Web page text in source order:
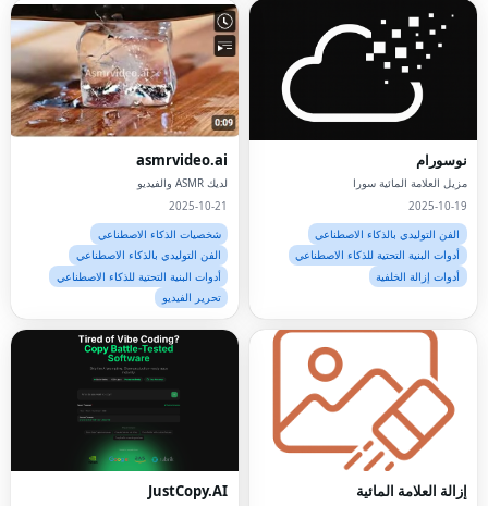
نوسورام
مزيل العلامة المائية سورا
2025-10-19
الفن التوليدي بالذكاء الاصطناعي
أدوات البنية التحتية للذكاء الاصطناعي
أدوات إزالة الخلفية
asmrvideo.ai
لديك ASMR والفيديو
2025-10-21
شخصيات الذكاء الاصطناعي
الفن التوليدي بالذكاء الاصطناعي
أدوات البنية التحتية للذكاء الاصطناعي
تحرير الفيديو
إزالة العلامة المائية JustCopy.AI